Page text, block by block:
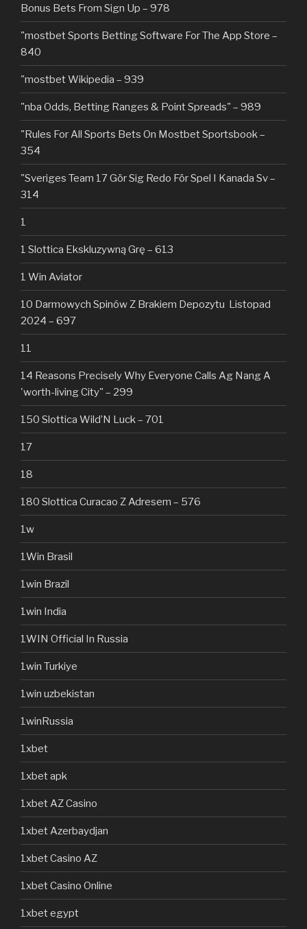
Bonus Bets From Sign Up – 978
"‎mostbet Sports Betting Software For The App Store –
840
"mostbet Wikipedia – 939
"nba Odds, Betting Ranges & Point Spreads" – 989
"Rules For All Sports Bets On Mostbet Sportsbook –
354
"Sveriges Team 17 Gör Sig Redo För Spel I Kanada Sv –
314
1
1 Slottica Ekskluzywną Grę – 613
1 Win Aviator
10 Darmowych Spinów Z Brakiem Depozytu ️ Listopad
2024 – 697
11
14 Reasons Precisely Why Everyone Calls Ag Nang A
'worth-living City" – 299
150 Slottica Wild’N Luck – 701
17
18
180 Slottica Curacao Z Adresem – 576
1w
1Win Brasil
1win Brazil
1win India
1WIN Official In Russia
1win Turkiye
1win uzbekistan
1winRussia
1xbet
1xbet apk
1xbet AZ Casino
1xbet Azerbaydjan
1xbet Casino AZ
1xbet Casino Online
1xbet egypt